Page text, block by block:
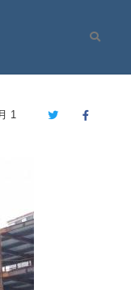
Site
1
TwitterFacebook